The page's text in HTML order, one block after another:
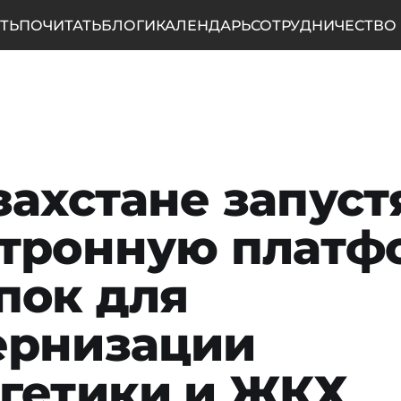
ПОЧИТАТЬБЛОГИКАЛЕНДАРЬСОТРУДНИЧЕСТВО
для